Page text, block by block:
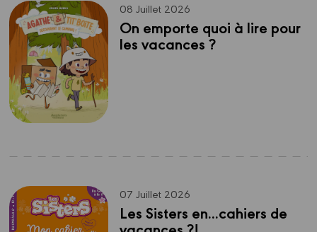
08 Juillet 2026
On emporte quoi à lire pour
les vacances ?
07 Juillet 2026
Les Sisters en...cahiers de